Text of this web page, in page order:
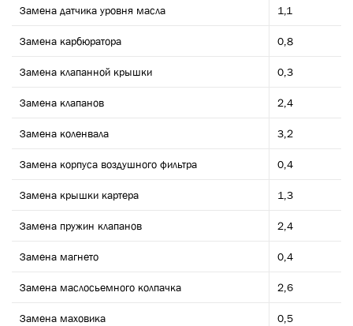
Замена датчика уровня масла 1,1
Замена карбюратора 0,8
Замена клапанной крышки 0,3
Замена клапанов 2,4
Замена коленвала 3,2
Замена корпуса воздушного фильтра 0,4
Замена крышки картера 1,3
Замена пружин клапанов 2,4
Замена магнето 0,4
Замена маслосьемного колпачка 2,6
Замена маховика 0,5